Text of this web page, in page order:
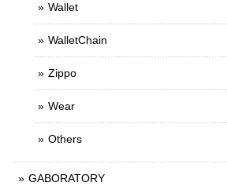
Wallet
WalletChain
Zippo
Wear
Others
GABORATORY